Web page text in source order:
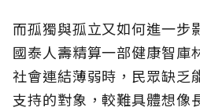
而孤獨與孤立又如何進一步
國泰人壽精算一部健康智庫
社會連結薄弱時，民眾缺乏
支持的對象，較難具體想像